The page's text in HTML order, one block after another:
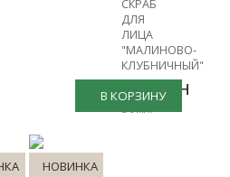
СКРАБ
ДЛЯ
ЛИЦА
"МАЛИНОВО-
КЛУБНИЧНЫЙ"
В КОРЗИНУ
803грн
50мл.
НОВИНКА